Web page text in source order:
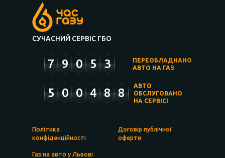
СУЧАСНИЙ СЕРВІС ГБО
7 9 0 5 3
ПЕРЕОБЛАДНАНО
АВТО НА ГАЗ
5 0 0 4 8 8
АВТО
ОБСЛУГОВАНО
НА СЕРВІСІ
Політика
конфіденційності
Договір публічної
оферти
Газ на авто у Львові